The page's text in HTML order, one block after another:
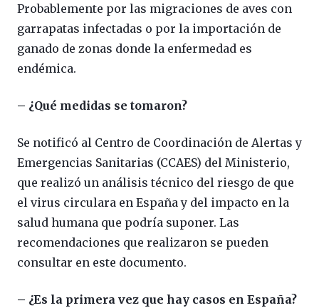
Probablemente por las migraciones de aves con
garrapatas infectadas o por la importación de
ganado de zonas donde la enfermedad es
endémica.
– ¿Qué medidas se tomaron?
Se notificó al Centro de Coordinación de Alertas y
Emergencias Sanitarias (CCAES) del Ministerio,
que realizó un análisis técnico del riesgo de que
el virus circulara en España y del impacto en la
salud humana que podría suponer. Las
recomendaciones que realizaron se pueden
consultar en este documento.
– ¿Es la primera vez que hay casos en España?